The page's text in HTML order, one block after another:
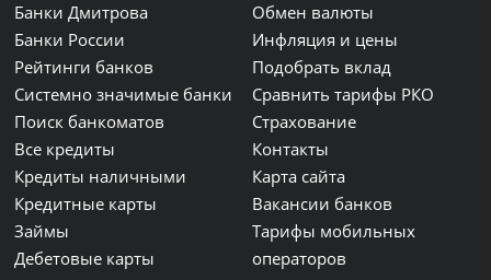
Банки Дмитрова
Банки России
Рейтинги банков
Системно значимые банки
Поиск банкоматов
Все кредиты
Кредиты наличными
Кредитные карты
Займы
Дебетовые карты
Обмен валюты
Инфляция и цены
Подобрать вклад
Сравнить тарифы РКО
Страхование
Контакты
Карта сайта
Вакансии банков
Тарифы мобильных
операторов